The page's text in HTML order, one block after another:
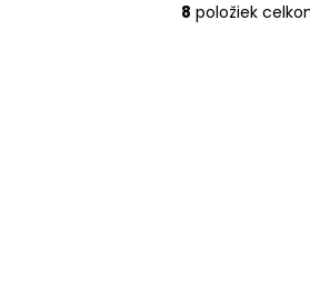
O
8 položiek